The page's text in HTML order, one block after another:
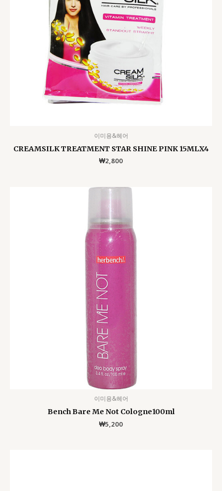
이미용&헤어
CREAMSILK TREATMENT STAR SHINE PINK 15MLX4
₩2,800
이미용&헤어
Bench Bare Me Not Cologne100ml
₩5,200